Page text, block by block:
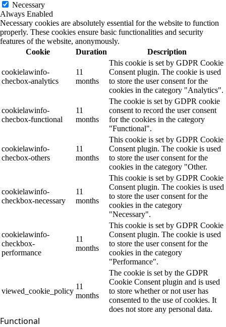
Necessary
Always Enabled
Necessary cookies are absolutely essential for the website to function
properly. These cookies ensure basic functionalities and security
features of the website, anonymously.
Cookie
Duration Description
cookielawinfo-
checbox-analytics
11
months
This cookie is set by GDPR Cookie
Consent plugin. The cookie is used
to store the user consent for the
cookies in the category "Analytics".
cookielawinfo-
checbox-functional
11
months
The cookie is set by GDPR cookie
consent to record the user consent
for the cookies in the category
"Functional".
cookielawinfo-
checbox-others
11
months
This cookie is set by GDPR Cookie
Consent plugin. The cookie is used
to store the user consent for the
cookies in the category "Other.
cookielawinfo-
checkbox-necessary
11
months
This cookie is set by GDPR Cookie
Consent plugin. The cookies is used
to store the user consent for the
cookies in the category
"Necessary".
cookielawinfo-
checkbox-
performance
11
months
This cookie is set by GDPR Cookie
Consent plugin. The cookie is used
to store the user consent for the
cookies in the category
"Performance".
viewed_cookie_policy
11
months
The cookie is set by the GDPR
Cookie Consent plugin and is used
to store whether or not user has
consented to the use of cookies. It
does not store any personal data.
Functional